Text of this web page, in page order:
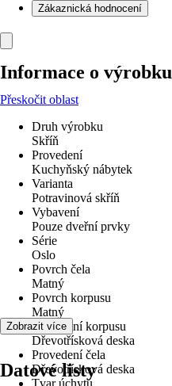
Zákaznická hodnocení
Informace o výrobku
Přeskočit oblast
Druh výrobku
Skříň
Provedení
Kuchyňský nábytek
Varianta
Potravinová skříň
Vybavení
Pouze dveřní prvky
Série
Oslo
Povrch čela
Matný
Povrch korpusu
Matný
Provedení korpusu
Dřevotřísková deska
Provedení čela
Dřevotřísková deska
Tvar úchytu
Zobrazit více
Datové listy